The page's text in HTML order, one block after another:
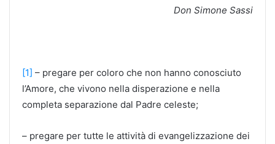
Don Simone Sassi
[1] – pregare per coloro che non hanno conosciuto
l’Amore, che vivono nella disperazione e nella
completa separazione dal Padre celeste;
– pregare per tutte le attività di evangelizzazione dei